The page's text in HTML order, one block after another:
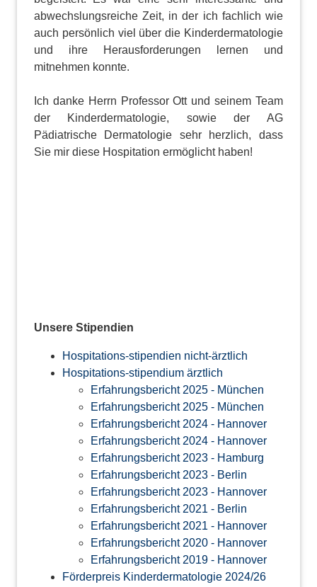
abwechslungsreiche Zeit, in der ich fachlich wie
auch persönlich viel über die Kinderdermatologie
und ihre Herausforderungen lernen und
mitnehmen konnte.
Ich danke Herrn Professor Ott und seinem Team
der Kinderdermatologie, sowie der AG
Pädiatrische Dermatologie sehr herzlich, dass
Sie mir diese Hospitation ermöglicht haben!
Unsere Stipendien
Hospitations-stipendien nicht-ärztlich
Hospitations-stipendium ärztlich
Erfahrungsbericht 2025 - München
Erfahrungsbericht 2025 - München
Erfahrungsbericht 2024 - Hannover
Erfahrungsbericht 2024 - Hannover
Erfahrungsbericht 2023 - Hamburg
Erfahrungsbericht 2023 - Berlin
Erfahrungsbericht 2023 - Hannover
Erfahrungsbericht 2021 - Berlin
Erfahrungsbericht 2021 - Hannover
Erfahrungsbericht 2020 - Hannover
Erfahrungsbericht 2019 - Hannover
Förderpreis Kinderdermatologie 2024/26